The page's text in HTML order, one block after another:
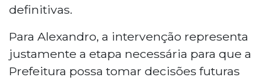
definitivas.
Para Alexandro, a intervenção representa
justamente a etapa necessária para que a
Prefeitura possa tomar decisões futuras